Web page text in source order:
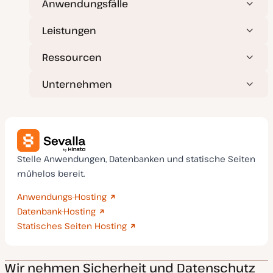
i
t
Anwendungsfälle
Leistungen
Ressourcen
Unternehmen
Stelle Anwendungen, Datenbanken und statische Seiten
mühelos bereit.
Anwendungs-Hosting
Datenbank-Hosting
Statisches Seiten Hosting
Wir nehmen Sicherheit und Datenschutz